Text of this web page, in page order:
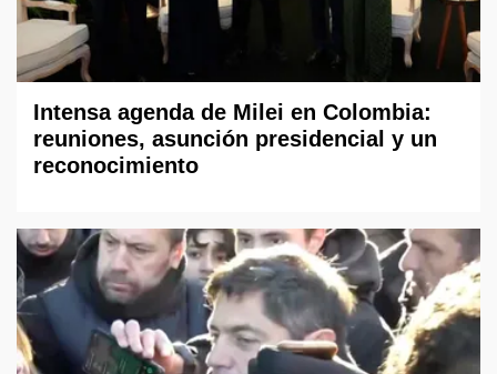
Intensa agenda de Milei en Colombia:
reuniones, asunción presidencial y un
reconocimiento